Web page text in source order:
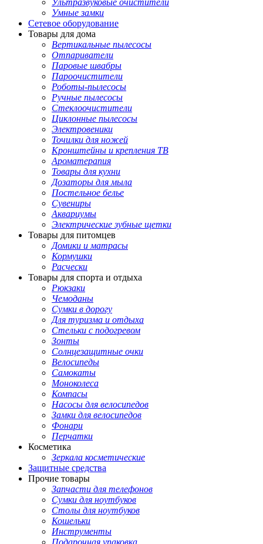
Ультразвуковые очистители
Умные замки
Сетевое оборудование
Товары для дома
Вертикальные пылесосы
Отпариватели
Паровые швабры
Пароочистители
Роботы-пылесосы
Ручные пылесосы
Стеклоочистители
Циклонные пылесосы
Электровеники
Точилки для ножей
Кронштейны и крепления ТВ
Ароматерапия
Товары для кухни
Дозаторы для мыла
Постельное белье
Сувениры
Аквариумы
Электрические зубные щетки
Товары для питомцев
Домики и матрасы
Кормушки
Расчески
Товары для спорта и отдыха
Рюкзаки
Чемоданы
Сумки в дорогу
Для туризма и отдыха
Стельки с подогревом
Зонты
Солнцезащитные очки
Велосипеды
Самокаты
Моноколеса
Компасы
Насосы для велосипедов
Замки для велосипедов
Фонари
Перчатки
Косметика
Зеркала косметические
Защитные средства
Прочие товары
Запчасти для телефонов
Сумки для ноутбуков
Столы для ноутбуков
Кошельки
Инструменты